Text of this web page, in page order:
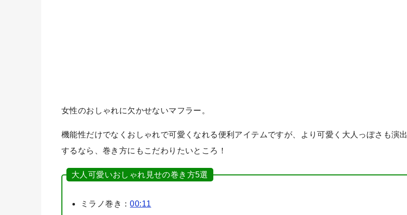
女性のおしゃれに欠かせないマフラー。
機能性だけでなくおしゃれで可愛くなれる便利アイテムですが、より可愛く大人っぽさも演出
するなら、巻き方にもこだわりたいところ！
大人可愛いおしゃれ見せの巻き方5選
ミラノ巻き：00:11